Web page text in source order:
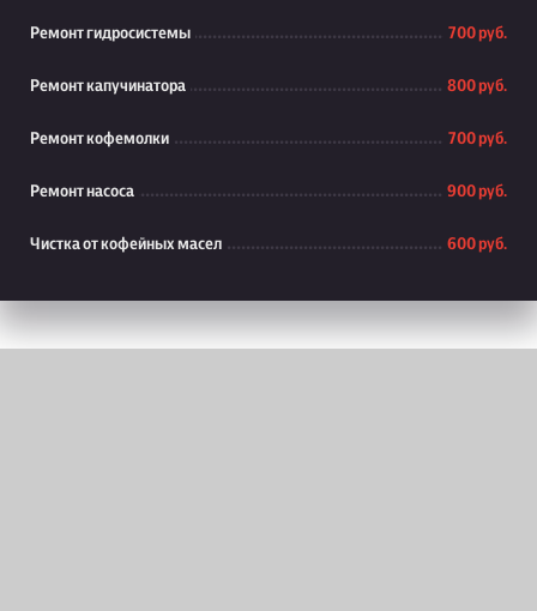
Ремонт гидросистемы 700 руб.
Ремонт капучинатора 800 руб.
Ремонт кофемолки 700 руб.
Ремонт насоса 900 руб.
Чистка от кофейных масел 600 руб.